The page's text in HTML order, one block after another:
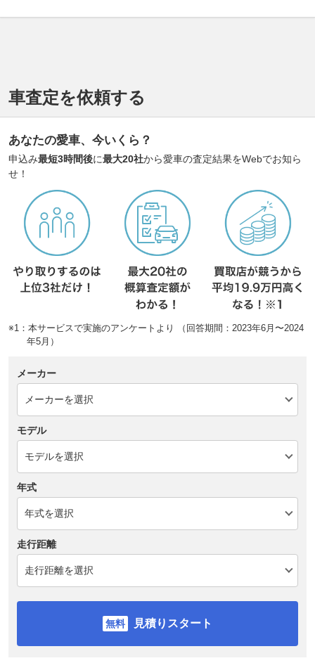
車査定を依頼する
あなたの愛車、今いくら？
申込み最短3時間後に最大20社から愛車の査定結果をWebでお知ら
せ！
※1：本サービスで実施のアンケートより （回答期間：2023年6月〜2024
年5月）
メーカー
モデル
年式
走行距離
見積りスタート